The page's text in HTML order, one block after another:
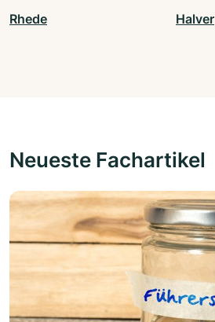
Rhede Halver
Neueste Fachartikel